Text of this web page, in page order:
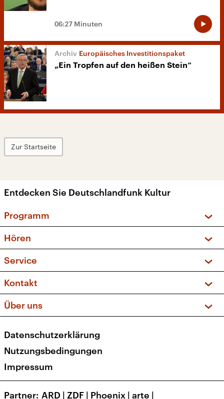
06:27 Minuten
Europäisches Investitionspaket
„Ein Tropfen auf den heißen Stein“
Zur Startseite
Entdecken Sie Deutschlandfunk Kultur
Programm
Sendungen und Podcasts
Musikliste
Kakadu – Das Kinderprogramm
Hören
Frequenzen (UKW + DAB+)
Service
FAQ
Apps
Newsletter
Veranstaltungen
Kontakt
Social Media
Über uns
Presse
Karriere
Transparenz
Datenschutzerklärung
Nutzungsbedingungen
Impressum
Partner ARD | ZDF | Phoenix | arte |